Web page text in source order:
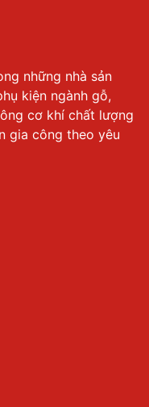
những nhà sản
kiện ngành gỗ,
cơ khí chất lượng
gia công theo yêu